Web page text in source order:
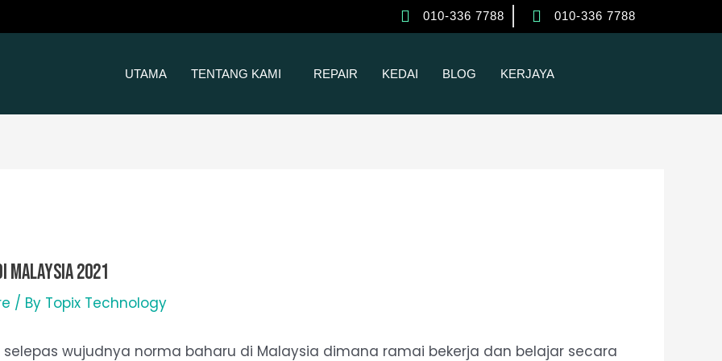
010-336 7788 010-336 7788
UTAMA TENTANG KAMI REPAIR KEDAI BLOG KERJAYA
Malaysia 2021
/ By Topix Technology
wujudnya norma baharu di Malaysia dimana ramai bekerja dan belajar secara